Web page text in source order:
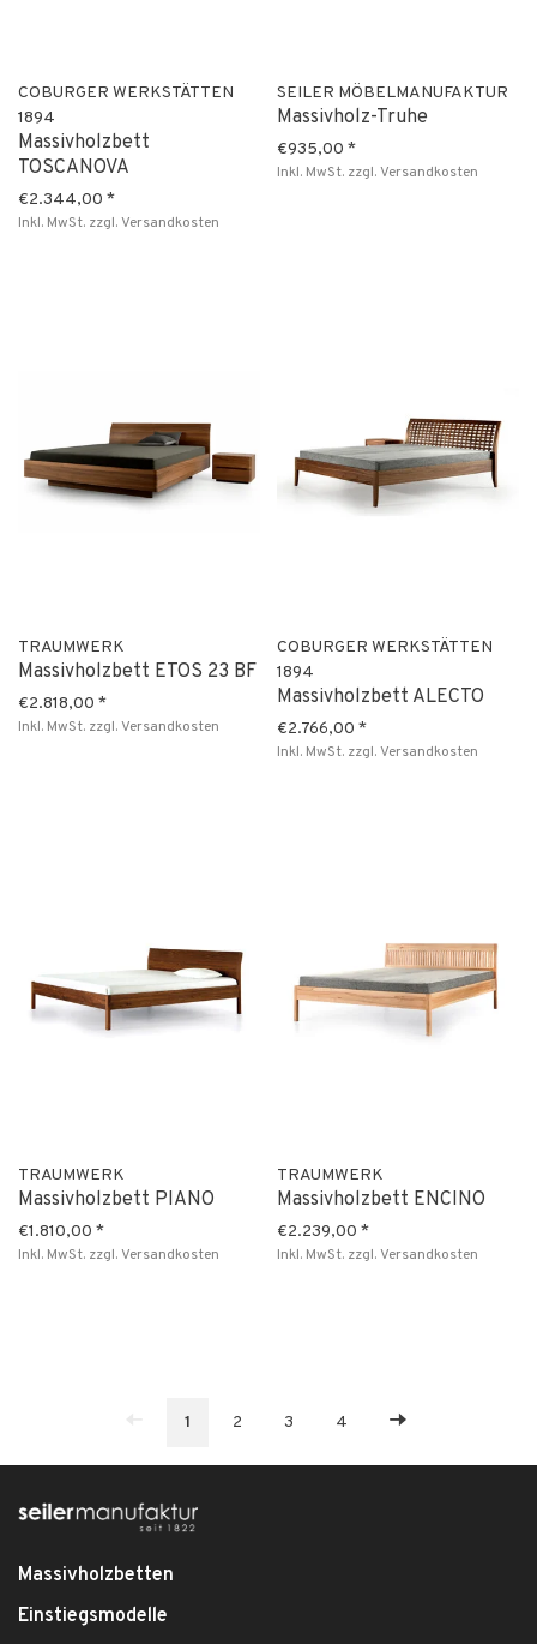
COBURGER WERKSTÄTTEN
1894
Massivholzbett
TOSCANOVA
€2.344,00 *
Inkl. MwSt. zzgl.Versandkosten
SEILER MÖBELMANUFAKTUR
Massivholz-Truhe
€935,00 *
Inkl. MwSt. zzgl.Versandkosten
TRAUMWERK
Massivholzbett ETOS 23 BF
€2.818,00 *
Inkl. MwSt. zzgl.Versandkosten
COBURGER WERKSTÄTTEN
1894
Massivholzbett ALECTO
€2.766,00 *
Inkl. MwSt. zzgl.Versandkosten
TRAUMWERK
Massivholzbett PIANO
€1.810,00 *
Inkl. MwSt. zzgl.Versandkosten
TRAUMWERK
Massivholzbett ENCINO
€2.239,00 *
Inkl. MwSt. zzgl.Versandkosten
1 2 3 4
Massivholzbetten
Einstiegsmodelle